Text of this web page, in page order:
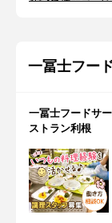
一冨士フー
一冨士フードサ
ストラン利根